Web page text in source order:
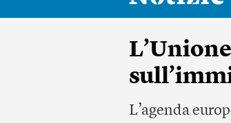
L’agenda